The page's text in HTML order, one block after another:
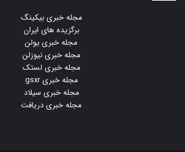
مجله خبری بیکینگ
برگزیده های ایران
مجله خبری یولن
مجله خبری نیوزلن
مجله خبری لستک
مجله خبری gsxr
مجله خبری سیلاد
مجله خبری دریافت